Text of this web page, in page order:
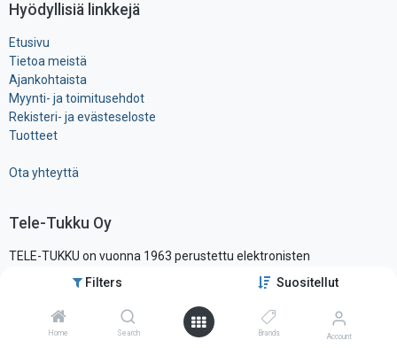
Filters Suositellut
Home Search Brands Account
Hyödyllisiä linkkejä
Etusivu
Tietoa meistä
Ajankohtaista
Myynti- ja toimitusehdot
Rekisteri- ja ​evästeseloste
Tuotteet
Ota yhteyttä
Tele-Tukku Oy
TELE-TUKKU on vuonna 1963 perustettu elektronisten
komponenttien ja tarvikkeiden maahantuonti- ja tukkuliike, ollen yksi
alansa vanhimmista ja tunnetuimmista yrityksistä Suomessa.
Sijaitsemme pääkaupunkiseudun läheisyydessä hyvien
liikenneyhteysien varrella, vain noin vartin päässä lentokentältä.